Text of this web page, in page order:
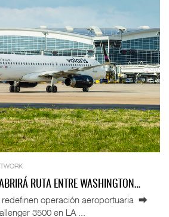
RUTA ENTRE WASHINGTON…
operación aeroportuaria ⮕
3500 en LA ...